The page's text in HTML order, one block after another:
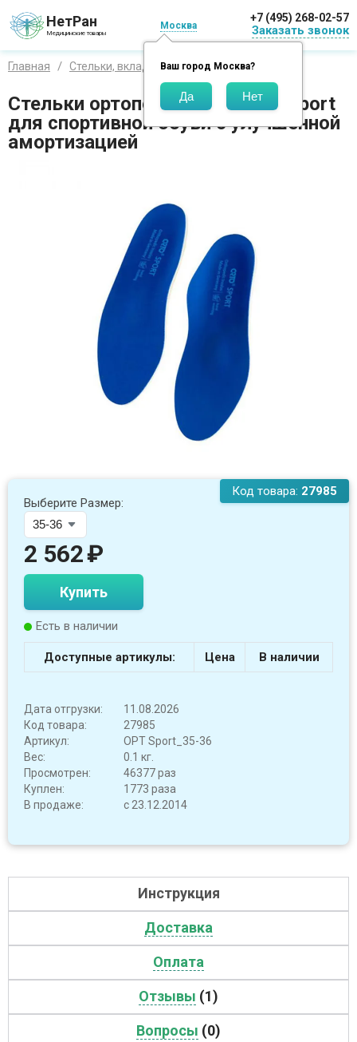
НетРан
Медицинские товары
Москва
Ваш город Москва?
+7 (495) 268-02-57
Заказать звонок
Главная Стельки, вкладыши и приспособления
Стельки ортопедические Orto Sport
для спортивной обуви с улучшенной
амортизацией
Код товара: 27985
Выберите Размер:
2 562₽
Купить
Есть в наличии
Доступные артикулы: Цена В наличии
Дата отгрузки:
11.08.2026
Код товара:
27985
Артикул:
OPT Sport_35-36
Вес:
0.1 кг.
Просмотрен:
46377 раз
Куплен:
1773 раза
В продаже:
с 23.12.2014
Инструкция
Доставка
Оплата
Отзывы (1)
Вопросы (0)